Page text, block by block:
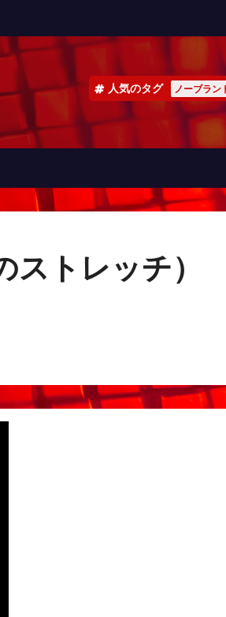
人気のタグ ノーブラン
トレッチ）